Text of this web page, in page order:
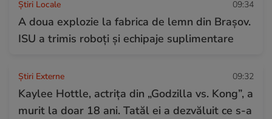
Știri Locale 09:34
A doua explozie la fabrica de lemn din Brașov.
ISU a trimis roboți și echipaje suplimentare
Știri Externe 09:32
Kaylee Hottle, actrița din „Godzilla vs. Kong”, a
murit la doar 18 ani. Tatăl ei a dezvăluit ce s-a